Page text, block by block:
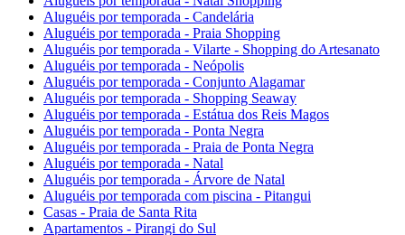
Aluguéis por temporada - Candelária
Aluguéis por temporada - Praia Shopping
Aluguéis por temporada - Vilarte - Shopping do Artesanato
Aluguéis por temporada - Neópolis
Aluguéis por temporada - Conjunto Alagamar
Aluguéis por temporada - Shopping Seaway
Aluguéis por temporada - Estátua dos Reis Magos
Aluguéis por temporada - Ponta Negra
Aluguéis por temporada - Praia de Ponta Negra
Aluguéis por temporada - Natal
Aluguéis por temporada - Árvore de Natal
Aluguéis por temporada com piscina - Pitangui
Casas - Praia de Santa Rita
Apartamentos - Pirangi do Sul